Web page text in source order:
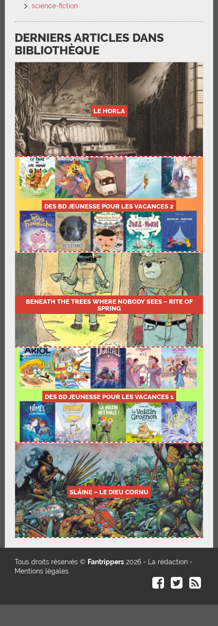
science-fiction
DERNIERS ARTICLES DANS
BIBLIOTHÈQUE
LE HORLA
DES BD JEUNESSE POUR LES VACANCES 2
BENEATH THE TREES WHERE NOBODY SEES – RITE OF
SPRING
DES BD JEUNESSE POUR LES VACANCES 1
SLÁINE – LE DIEU CORNU
Tous droits réservés © Fantrippers 2026 - La rédaction -
Mentions légales